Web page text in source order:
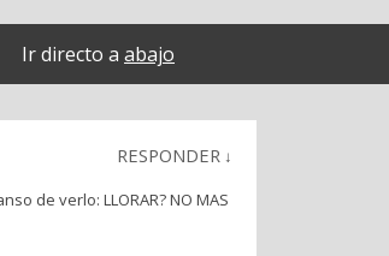
Ir directo a abajo
RESPONDER ↓
de verlo: LLORAR? NO MAS